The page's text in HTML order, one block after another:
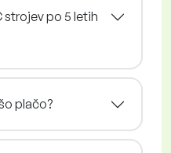
strojev po 5 letih
plačo?